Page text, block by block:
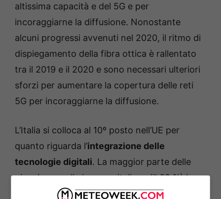
altissima capacità e del 5G e per
incoraggiarne la diffusione. Nonostante
alcuni progressi avvenuti nel 2020, il ritmo di
dispiegamento della fibra ottica è rallentato
tra il 2019 e il 2020 e sono necessari ulteriori
sforzi per aumentare la copertura delle reti
5G per incoraggiarne la diffusione.
L’Italia si colloca al 10º posto nell’UE per
quanto riguarda l’integrazione delle
tecnologie digitali. La maggior parte delle
piccole e medie imprese italiane (il 69 %) ha
raggiunto almeno un livello base di intensità